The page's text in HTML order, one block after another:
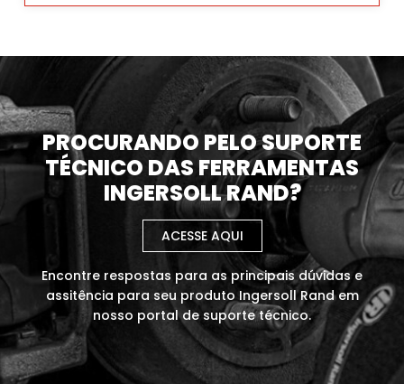
PROCURANDO PELO SUPORTE
TÉCNICO DAS FERRAMENTAS
INGERSOLL RAND?
ACESSE AQUI
Encontre respostas para as principais dúvidas e
assitência para seu produto Ingersoll Rand em
nosso portal de suporte técnico.